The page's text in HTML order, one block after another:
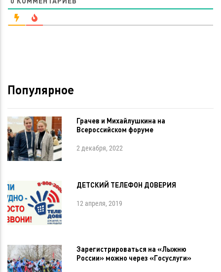
Популярное
Грачев и Михайлушкина на
Всероссийском форуме
2 декабря, 2022
ДЕТСКИЙ ТЕЛЕФОН ДОВЕРИЯ
12 апреля, 2019
Зарегистрироваться на «Лыжню
России» можно через «Госуслуги»